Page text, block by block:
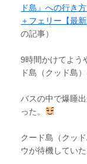
ド島』への行き
＋フェリー【最新
の記事）
9時間かけてよう
ド島（クッド島
バスの中で爆睡
った。
クード島（クッ
ウが待機していた